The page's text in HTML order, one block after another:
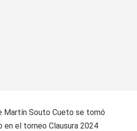
Martín Souto Cueto se tomó
en el torneo Clausura 2024